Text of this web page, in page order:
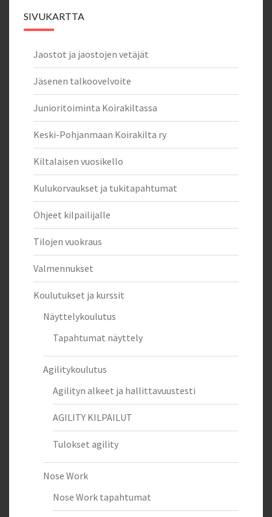
SIVUKARTTA
Jaostot ja jaostojen vetäjät
Jäsenen talkoovelvoite
Junioritoiminta Koirakiltassa
Keski-Pohjanmaan Koirakilta ry
Kiltalaisen vuosikello
Kulukorvaukset ja tukitapahtumat
Ohjeet kilpailijalle
Tilojen vuokraus
Valmennukset
Koulutukset ja kurssit
Näyttelykoulutus
Tapahtumat näyttely
Agilitykoulutus
Agilityn alkeet ja hallittavuustesti
AGILITY KILPAILUT
Tulokset agility
Nose Work
Nose Work tapahtumat